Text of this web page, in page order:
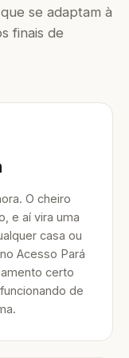
se adaptam à
finais de
O cheiro
e aí vira uma
casa ou
Acesso Pará
certo
de